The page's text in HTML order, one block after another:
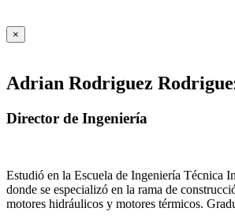
×
Adrian Rodriguez
Director de Ingeniería
Estudió en la Escuela de Ingeniería Técnica
donde se especializó en la rama de
motores hidráulicos y motores térmicos.